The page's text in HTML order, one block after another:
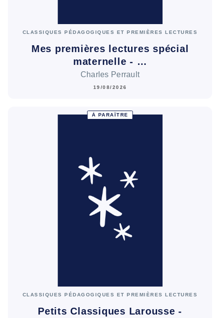
CLASSIQUES PÉDAGOGIQUES ET PREMIÈRES LECTURES
Mes premières lectures spécial
maternelle - …
Charles Perrault
19/08/2026
À PARAÎTRE
CLASSIQUES PÉDAGOGIQUES ET PREMIÈRES LECTURES
Petits Classiques Larousse -